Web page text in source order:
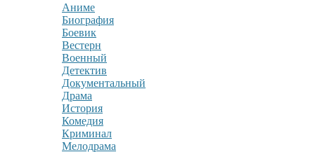
Аниме
Биография
Боевик
Вестерн
Военный
Детектив
Документальный
Драма
История
Комедия
Криминал
Мелодрама